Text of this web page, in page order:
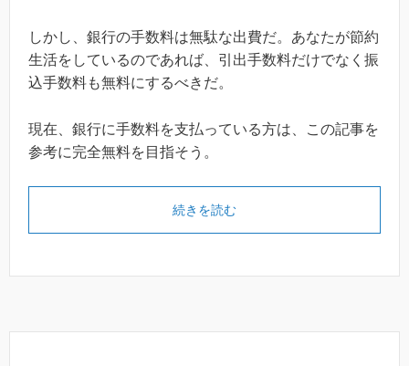
しかし、銀行の手数料は無駄な出費だ。あなたが節約
生活をしているのであれば、引出手数料だけでなく振
込手数料も無料にするべきだ。
現在、銀行に手数料を支払っている方は、この記事を
参考に完全無料を目指そう。
続きを読む